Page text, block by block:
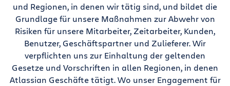
und Regionen, in denen wir tätig sind, und bildet die
Grundlage für unsere Maßnahmen zur Abwehr von
Risiken für unsere Mitarbeiter, Zeitarbeiter, Kunden,
Benutzer, Geschäftspartner und Zulieferer. Wir
verpflichten uns zur Einhaltung der geltenden
Gesetze und Vorschriften in allen Regionen, in denen
Atlassian Geschäfte tätigt. Wo unser Engagement für